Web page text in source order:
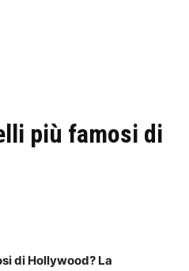
più famosi di
di Hollywood? La